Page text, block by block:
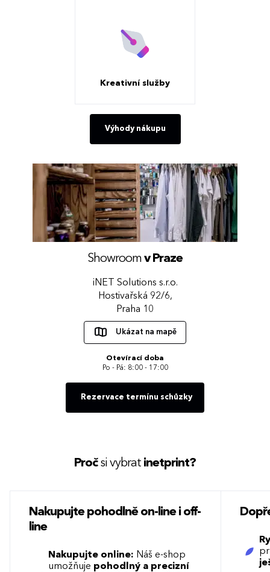
Kreativní služby
Výhody nákupu
Showroom v Praze
iNET Solutions s.r.o.
Hostivařská 92/6,
Praha 10
Ukázat na mapě
Otevírací doba
Po - Pá: 8:00 - 17:00
Rezervace termínu schůzky
Pročsi vybrat inetprint?
Nakupujte pohodlně on-line i off-
line
Nakupujte online: Náš e-shop
umožňuje pohodlný a precizní